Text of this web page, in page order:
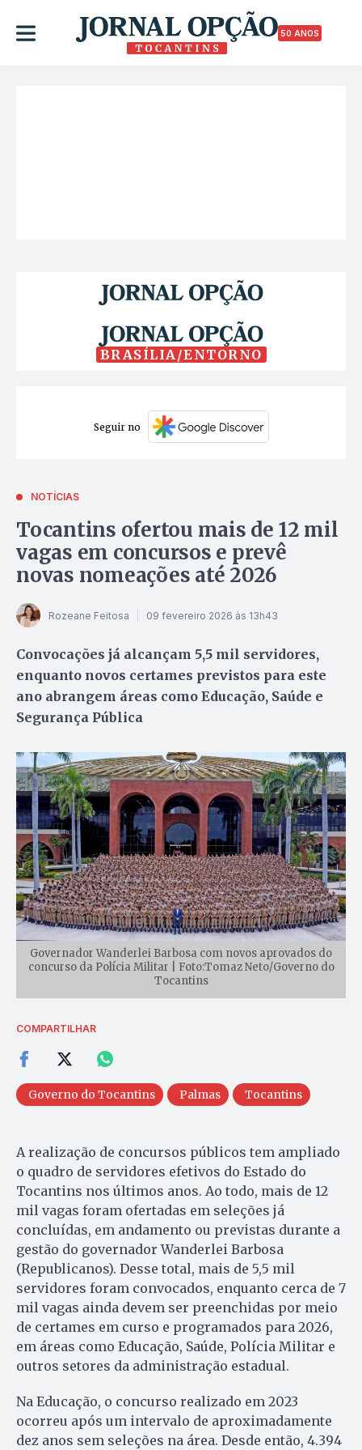
50 ANOS
BRASÍLIA/ENTORNO
Seguir no
NOTÍCIAS
Tocantins ofertou mais de 12 mil
vagas em concursos e prevê
novas nomeações até 2026
Rozeane Feitosa 09 fevereiro 2026 às 13h43
Convocações já alcançam 5,5 mil servidores,
enquanto novos certames previstos para este
ano abrangem áreas como Educação, Saúde e
Segurança Pública
Governador Wanderlei Barbosa com novos aprovados do
concurso da Polícia Militar | Foto:Tomaz Neto/Governo do
Tocantins
COMPARTILHAR
Governo do Tocantins Palmas Tocantins
A realização de concursos públicos tem ampliado
o quadro de servidores efetivos do Estado do
Tocantins nos últimos anos. Ao todo, mais de 12
mil vagas foram ofertadas em seleções já
concluídas, em andamento ou previstas durante a
gestão do governador Wanderlei Barbosa
(Republicanos). Desse total, mais de 5,5 mil
servidores foram convocados, enquanto cerca de 7
mil vagas ainda devem ser preenchidas por meio
de certames em curso e programados para 2026,
em áreas como Educação, Saúde, Polícia Militar e
outros setores da administração estadual.
Na Educação, o concurso realizado em 2023
ocorreu após um intervalo de aproximadamente
dez anos sem seleções na área. Desde então, 4.394